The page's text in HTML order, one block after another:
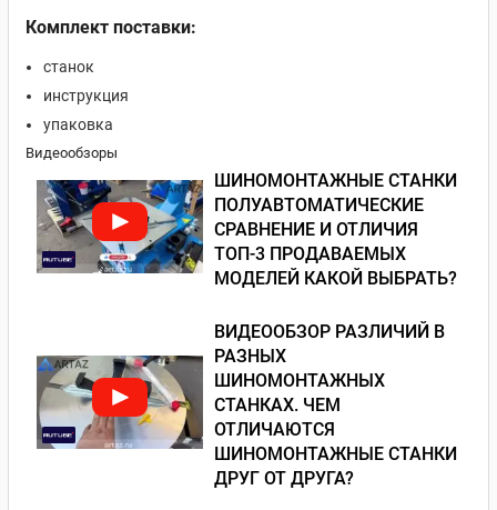
Комплект поставки:
станок
инструкция
упаковка
Видеообзоры
ШИНОМОНТАЖНЫЕ СТАНКИ
ПОЛУАВТОМАТИЧЕСКИЕ
СРАВНЕНИЕ И ОТЛИЧИЯ
ТОП-3 ПРОДАВАЕМЫХ
МОДЕЛЕЙ КАКОЙ ВЫБРАТЬ?
ВИДЕООБЗОР РАЗЛИЧИЙ В
РАЗНЫХ
ШИНОМОНТАЖНЫХ
СТАНКАХ. ЧЕМ
ОТЛИЧАЮТСЯ
ШИНОМОНТАЖНЫЕ СТАНКИ
ДРУГ ОТ ДРУГА?